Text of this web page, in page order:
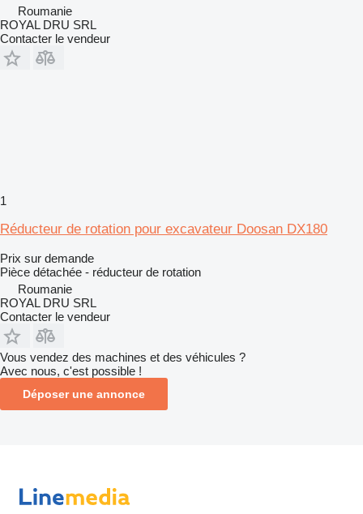
Roumanie
ROYAL DRU SRL
Contacter le vendeur
1
Réducteur de rotation pour excavateur Doosan DX180
Prix sur demande
Pièce détachée - réducteur de rotation
Roumanie
ROYAL DRU SRL
Contacter le vendeur
Vous vendez des machines et des véhicules ?
Avec nous, c'est possible !
Déposer une annonce